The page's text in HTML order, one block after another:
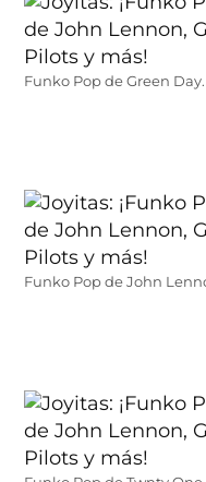
Funko Pop de Green
Funko Pop de John